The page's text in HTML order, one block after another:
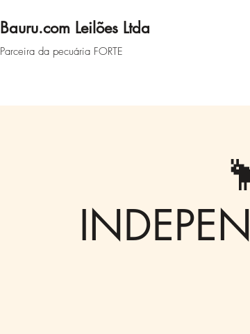
Bauru.com Leilões Ltda
Parceira da pecuária FORTE